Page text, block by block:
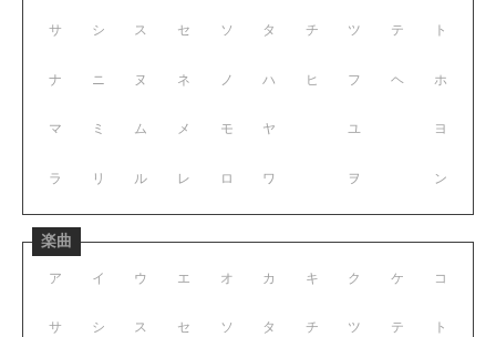
サ シ ス セ ソ
ナ ニ ヌ ネ ノ
マ ミ ム メ モ
ラ リ ル レ ロ
タ チ ツ テ ト
ハ ヒ フ ヘ ホ
ヤ ユ ヨ
ワ ヲ ン
楽曲
ア イ ウ エ オ
サ シ ス セ ソ
カ キ ク ケ コ
タ チ ツ テ ト